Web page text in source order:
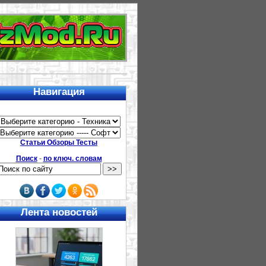
Навигация
Статьи Обзоры Тесты
Поиск- по ключ. словам
Лента новостей